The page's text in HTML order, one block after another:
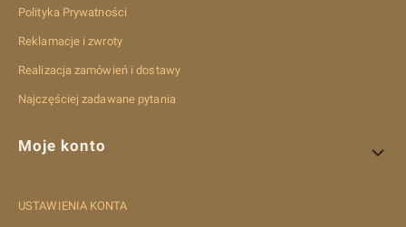
Polityka Prywatności
Reklamacje i zwroty
Realizacja zamówień i dostawy
Najczęściej zadawane pytania
Moje konto
USTAWIENIA KONTA